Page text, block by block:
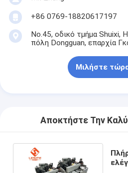
Έλεγχος ποιότητας
Ειδήσεις
Μιλήστε τώρα.
Φίλτρο τσεπών που
+86 0769-18820617197
No.45, οδικό τμήμα Shuixi,
πόλη Dongguan, επαρχία
Μιλήστε
Αποκτήστε Την